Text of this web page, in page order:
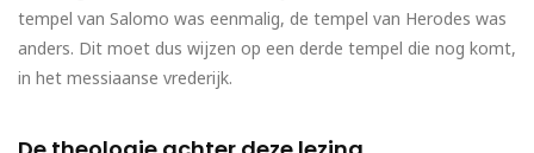
tempel van Salomo was eenmalig, de tempel van Herodes was
anders. Dit moet dus wijzen op een derde tempel die nog komt,
in het messiaanse vrederijk.